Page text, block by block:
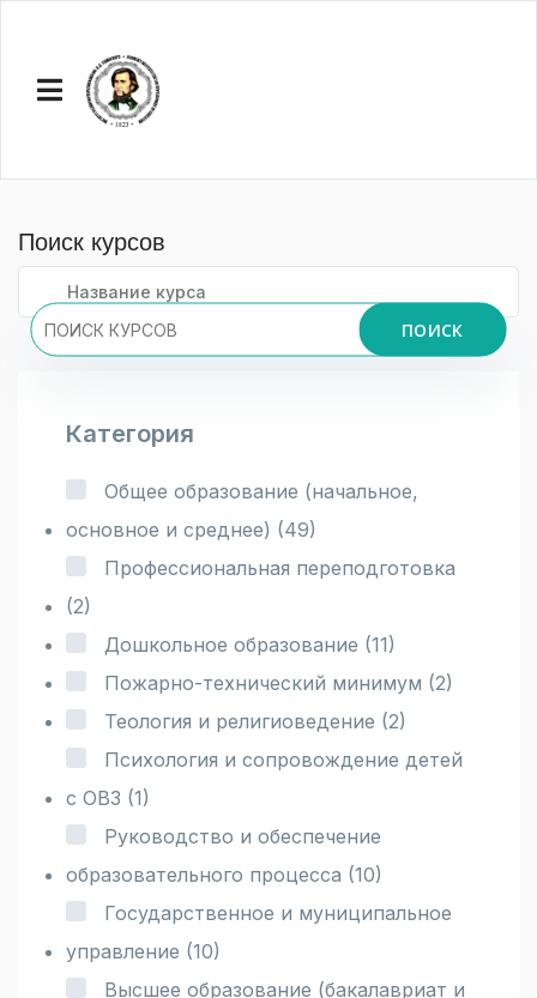
Поиск курсов
ПОИСК
Категория
Общее образование (начальное,
основное и среднее) (49)
Профессиональная переподготовка
(2)
Дошкольное образование (11)
Пожарно-технический минимум (2)
Теология и религиоведение (2)
Психология и сопровождение детей
с ОВЗ (1)
Руководство и обеспечение
образовательного процесса (10)
Государственное и муниципальное
управление (10)
Высшее образование (бакалавриат и